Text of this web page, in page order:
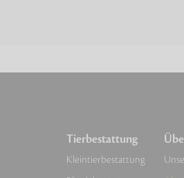
Tierbestattung
Kleintierbestattung